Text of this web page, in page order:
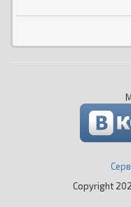
Copyright